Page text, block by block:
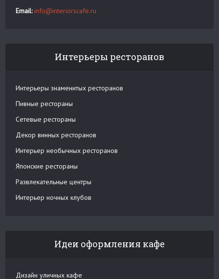
Email: info@interiorscafe.ru
Интерьеры ресторанов
Интерьеры знаменитых ресторанов
Пивные рестораны
Сетевые рестораны
Декор винных ресторанов
Интерьер необычных ресторанов
Японские рестораны
Развлекательные центры
Интерьер ночных клубов
Идеи оформления кафе
Дизайн уличных кафе